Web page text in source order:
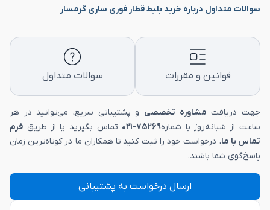
سوالات متداول درباره خرید بلیط قطار فوری ساری گرمسار
قوانین و مقررات سوالات متداول
جهت دریافت مشاوره تخصصی و پشتیبانی سریع، می‌توانید در هر
ساعت از شبانه‌روز با شماره75269-021 تماس بگیرید یا از طریق فرم
تماس با ما، درخواست خود را ثبت کنید تا همکاران ما در کوتاه‌ترین زمان
پاسخ‌گوی شما باشند.
ارسال درخواست به پشتیبانی